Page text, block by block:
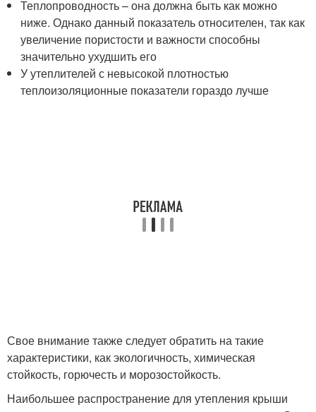
Теплопроводность – она должна быть как можно
ниже. Однако данный показатель относителен, так как
увеличение пористости и важности способны
значительно ухудшить его
У утеплителей с невысокой плотностью
теплоизоляционные показатели гораздо лучше
Свое внимание также следует обратить на такие
характеристики, как экологичность, химическая
стойкость, горючесть и морозостойкость.
Наибольшее распространение для утепления крыши